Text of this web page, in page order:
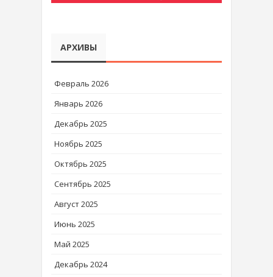
АРХИВЫ
Февраль 2026
Январь 2026
Декабрь 2025
Ноябрь 2025
Октябрь 2025
Сентябрь 2025
Август 2025
Июнь 2025
Май 2025
Декабрь 2024